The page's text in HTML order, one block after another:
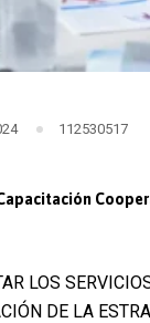
112530517
LOS
DE LA